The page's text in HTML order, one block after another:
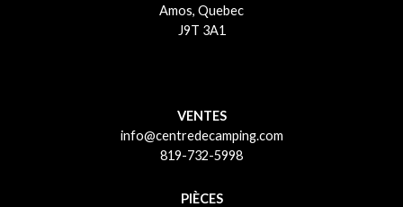
Amos, Quebec
J9T 3A1
VENTES
info@centredecamping.com
819-732-5998
PIÈCES